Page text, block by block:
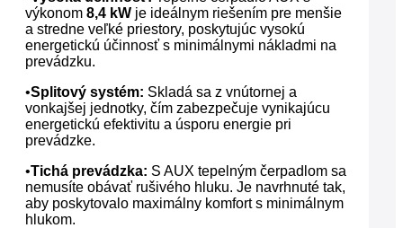
výkonom 8,4 kW je ideálnym riešením pre menšie
a stredne veľké priestory, poskytujúc vysokú
energetickú účinnosť s minimálnymi nákladmi na
prevádzku.
•Splitový systém: Skladá sa z vnútornej a
vonkajšej jednotky, čím zabezpečuje vynikajúcu
energetickú efektivitu a úsporu energie pri
prevádzke.
•Tichá prevádzka: S AUX tepelným čerpadlom sa
nemusíte obávať rušivého hluku. Je navrhnuté tak,
aby poskytovalo maximálny komfort s minimálnym
hlukom.